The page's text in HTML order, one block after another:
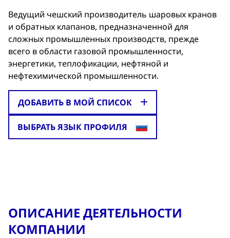
Ведущий чешский производитель шаровых кранов
и обратных клапанов, предназначенной для
сложных промышленных производств, прежде
всего в области газовой промышленности,
энергетики, теплофикации, нефтяной и
нефтехимической промышленности.
ДОБАВИТЬ В МОЙ СПИСОК
ВЫБРАТЬ ЯЗЫК ПРОФИЛЯ
ОПИСАНИЕ ДЕЯТЕЛЬНОСТИ
КОМПАНИИ